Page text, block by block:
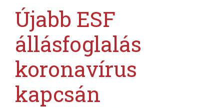
Újabb ESF
állásfoglalás
koronavírus
kapcsán